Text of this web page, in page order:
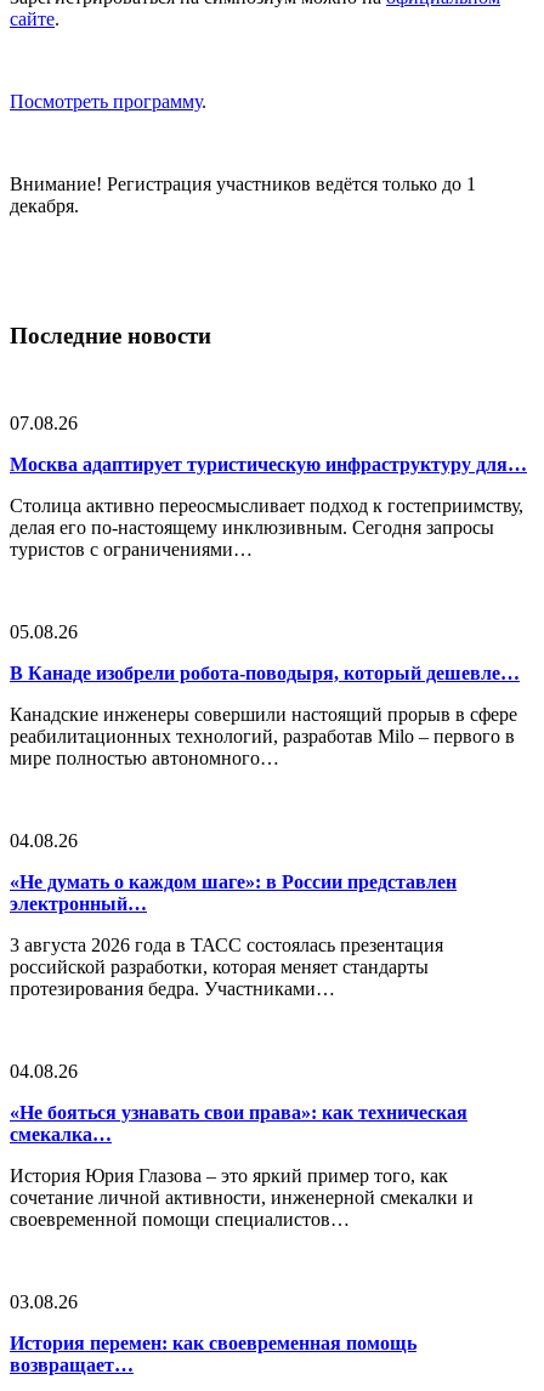
сайте.
Посмотреть программу.
Внимание! Регистрация участников ведётся только до 1
декабря.
Последние новости
07.08.26
Москва адаптирует туристическую инфраструктуру для…
Столица активно переосмысливает подход к гостеприимству,
делая его по-настоящему инклюзивным. Сегодня запросы
туристов с ограничениями…
05.08.26
В Канаде изобрели робота-поводыря, который дешевле…
Канадские инженеры совершили настоящий прорыв в сфере
реабилитационных технологий, разработав Milo – первого в
мире полностью автономного…
04.08.26
«Не думать о каждом шаге»: в России представлен
электронный…
3 августа 2026 года в ТАСС состоялась презентация
российской разработки, которая меняет стандарты
протезирования бедра. Участниками…
04.08.26
«Не бояться узнавать свои права»: как техническая
смекалка…
История Юрия Глазова – это яркий пример того, как
сочетание личной активности, инженерной смекалки и
своевременной помощи специалистов…
03.08.26
История перемен: как своевременная помощь
возвращает…